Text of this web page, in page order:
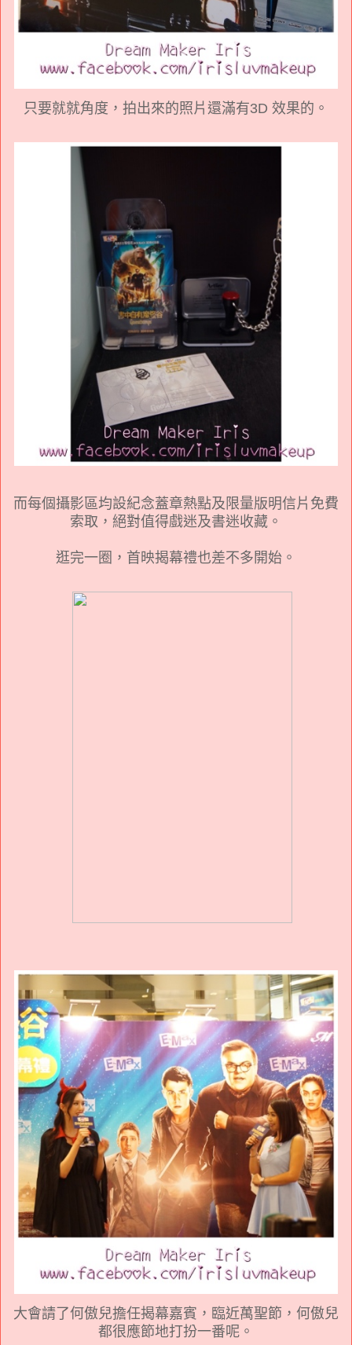
只要就就角度，拍出來的照片還滿有3D 效果的。
而每個攝影區均設紀念蓋章熱點及限量版明信片免費
索取，絕對值得戲迷及書迷收藏。
逛完一圈，首映揭幕禮也差不多開始。
大會請了何傲兒擔任揭幕嘉賓，臨近萬聖節，何傲兒
都很應節地打扮一番呢。